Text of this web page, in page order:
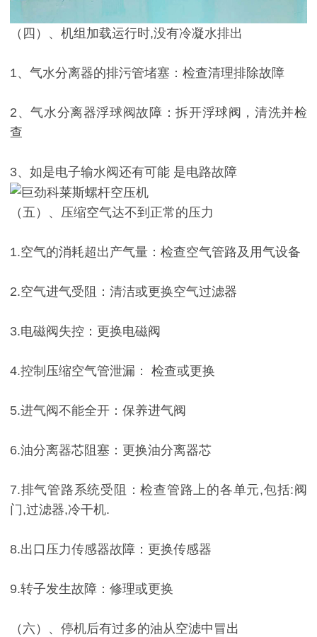
（四）、机组加载运行时,没有冷凝水排出
1、气水分离器的排污管堵塞：检查清理排除故障
2、气水分离器浮球阀故障：拆开浮球阀，清洗并检
查
3、如是电子输水阀还有可能 是电路故障
（五）、压缩空气达不到正常的压力
1.空气的消耗超出产气量：检查空气管路及用气设备
2.空气进气受阻：清洁或更换空气过滤器
3.电磁阀失控：更换电磁阀
4.控制压缩空气管泄漏： 检查或更换
5.进气阀不能全开：保养进气阀
6.油分离器芯阻塞：更换油分离器芯
7.排气管路系统受阻：检查管路上的各单元,包括:阀
门,过滤器,冷干机.
8.出口压力传感器故障：更换传感器
9.转子发生故障：修理或更换
（六）、停机后有过多的油从空滤中冒出